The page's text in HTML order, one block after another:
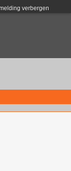
verbergen